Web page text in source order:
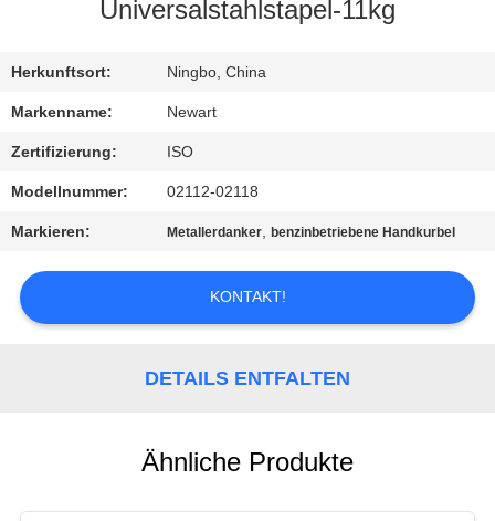
SIE
UNS
FORDERN
SIE
ZITAT
Universalstahlstapel-11kg
Herkunftsort: Ningbo, China
Markenname: Newart
Zertifizierung: ISO
Modellnummer: 02112-02118
Markieren: Metallerdanker,benzinbetriebene Handkurbel
KONTAKT!
DETAILS ENTFALTEN
Ähnliche Produkte